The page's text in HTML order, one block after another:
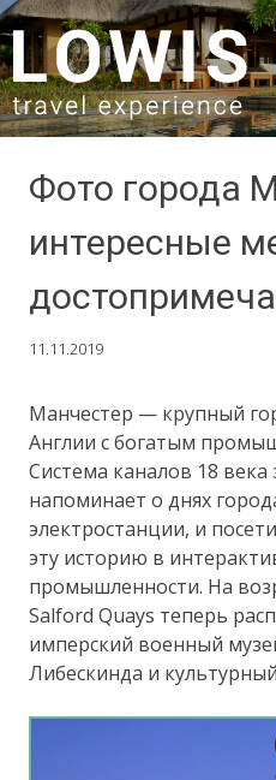
SKIP TO CONTENT
Фото города
интересные
11.11.2019
Манчестер — крупный
Англии с богатым
Система каналов 18
напоминает о днях
электростанции, и
эту историю в
промышленности. На
Salford Quays теперь
имперский военный
Либескинда и